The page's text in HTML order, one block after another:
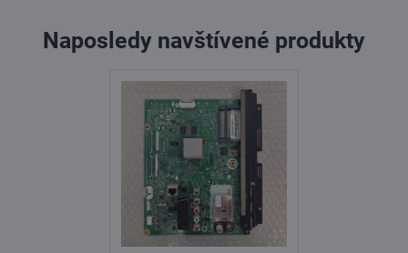
Naposledy navštívené produkty